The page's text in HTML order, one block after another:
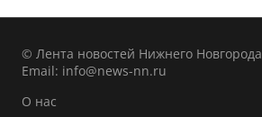
© Лента новостей Нижнего Новгорода
Email: info@news-nn.ru
О нас